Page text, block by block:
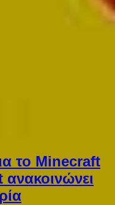
το Minecraft